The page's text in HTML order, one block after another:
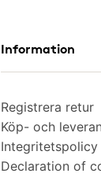
Information
Registrera retur
Köp- och
Integritetspolicy
Declaration of